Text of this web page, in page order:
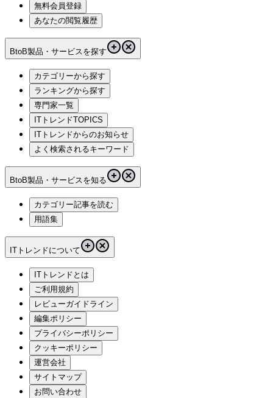
無料会員登録
あなたの閲覧履歴
BtoB製品・サービスを探す
カテゴリーから探す
ランキングから探す
専門家一覧
ITトレンドTOPICS
ITトレンドからのお知らせ
よく検索されるキーワード
BtoB製品・サービスを知る
カテゴリー記事を読む
用語集
ITトレンドについて
ITトレンドとは
ご利用規約
レビューガイドライン
編集ポリシー
プライバシーポリシー
クッキーポリシー
運営会社
サイトマップ
お問い合わせ